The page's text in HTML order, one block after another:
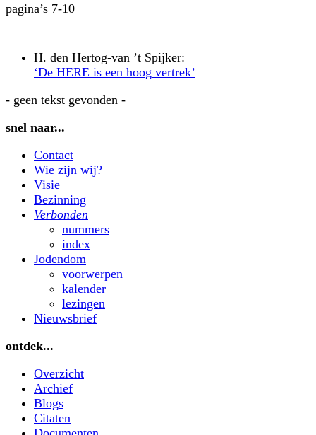
pagina’s 7-10
H. den Hertog-van ’t Spijker:
‘De HERE is een hoog vertrek’
- geen tekst gevonden -
snel naar...
Contact
Wie zijn wij?
Visie
Bezinning
Verbonden
nummers
index
Jodendom
voorwerpen
kalender
lezingen
Nieuwsbrief
ontdek...
Overzicht
Archief
Blogs
Citaten